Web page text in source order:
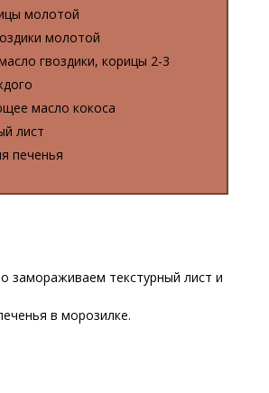
молотой
молотой
гвоздики, корицы 2-3
масло кокоса
лист
печенья
замораживаем текстурный лист и
в морозилке.